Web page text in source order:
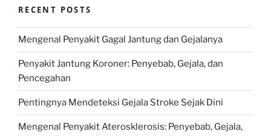
RECENT POSTS
Mengenal Penyakit Gagal Jantung dan Gejalanya
Penyakit Jantung Koroner: Penyebab, Gejala, dan
Pencegahan
Pentingnya Mendeteksi Gejala Stroke Sejak Dini
Mengenal Penyakit Aterosklerosis: Penyebab, Gejala,